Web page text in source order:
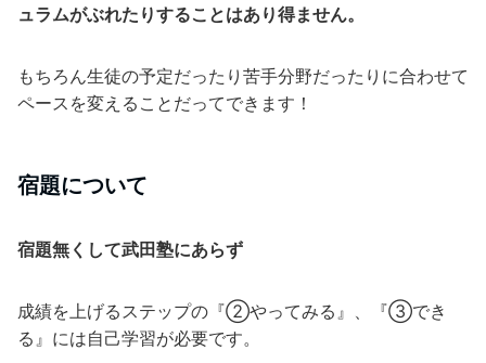
ュラムがぶれたりすることはあり得ません。
もちろん生徒の予定だったり苦手分野だったりに合わせて
ペースを変えることだってできます！
宿題について
宿題無くして武田塾にあらず
成績を上げるステップの『②やってみる』、『③でき
る』には自己学習が必要です。